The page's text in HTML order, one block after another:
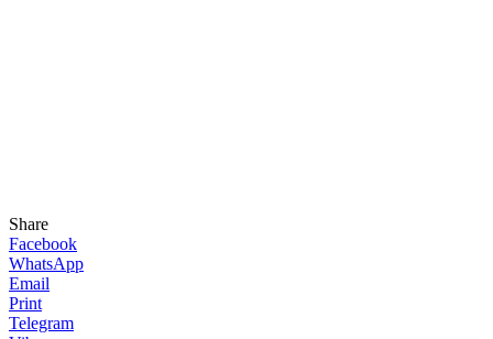
Share
Facebook
WhatsApp
Email
Print
Telegram